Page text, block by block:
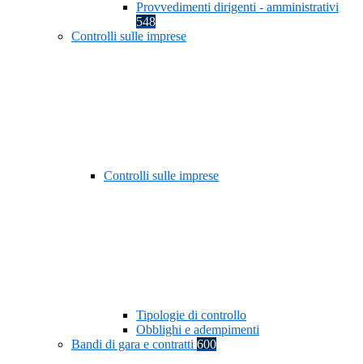
Provvedimenti dirigenti - amministrativi
548
Controlli sulle imprese
Controlli sulle imprese
Tipologie di controllo
Obblighi e adempimenti
Bandi di gara e contratti 600